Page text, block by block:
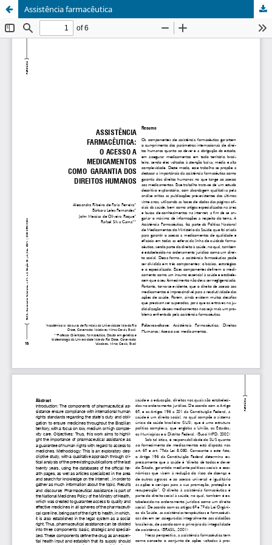
Assistência farmacêutica